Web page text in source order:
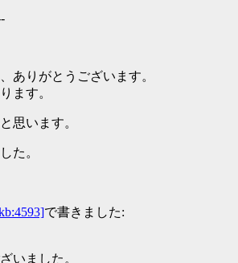
ありがとうございます。
ます。
思います。
た。
で書きました:
いました。